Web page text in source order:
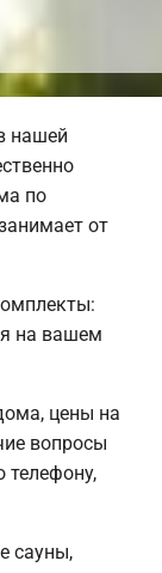
нашей
по
от
на вашем
цены на
вопросы
сауны,